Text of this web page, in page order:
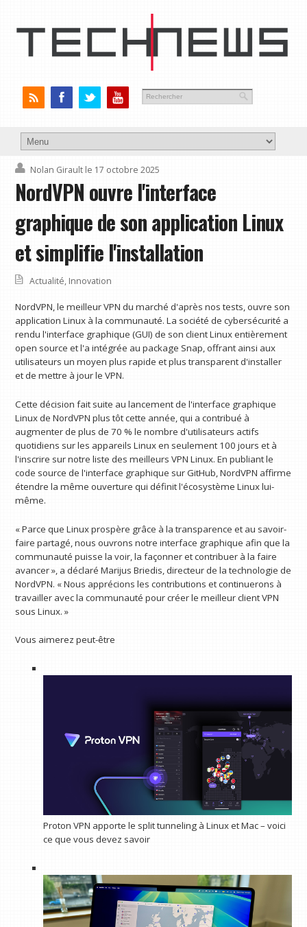
Nolan Girault le 17 octobre 2025
NordVPN ouvre l'interface
graphique de son application Linux
et simplifie l'installation
Actualité, Innovation
NordVPN, le meilleur VPN du marché d'après nos tests, ouvre son
application Linux à la communauté. La société de cybersécurité a
rendu l'interface graphique (GUI) de son client Linux entièrement
open source et l'a intégrée au package Snap, offrant ainsi aux
utilisateurs un moyen plus rapide et plus transparent d'installer
et de mettre à jour le VPN.
Cette décision fait suite au lancement de l'interface graphique
Linux de NordVPN plus tôt cette année, qui a contribué à
augmenter de plus de 70 % le nombre d'utilisateurs actifs
quotidiens sur les appareils Linux en seulement 100 jours et à
l'inscrire sur notre liste des meilleurs VPN Linux. En publiant le
code source de l'interface graphique sur GitHub, NordVPN affirme
étendre la même ouverture qui définit l'écosystème Linux lui-
même.
« Parce que Linux prospère grâce à la transparence et au savoir-
faire partagé, nous ouvrons notre interface graphique afin que la
communauté puisse la voir, la façonner et contribuer à la faire
avancer », a déclaré Marijus Briedis, directeur de la technologie de
NordVPN. « Nous apprécions les contributions et continuerons à
travailler avec la communauté pour créer le meilleur client VPN
sous Linux. »
Vous aimerez peut-être
Proton VPN apporte le split tunneling à Linux et Mac – voici
ce que vous devez savoir